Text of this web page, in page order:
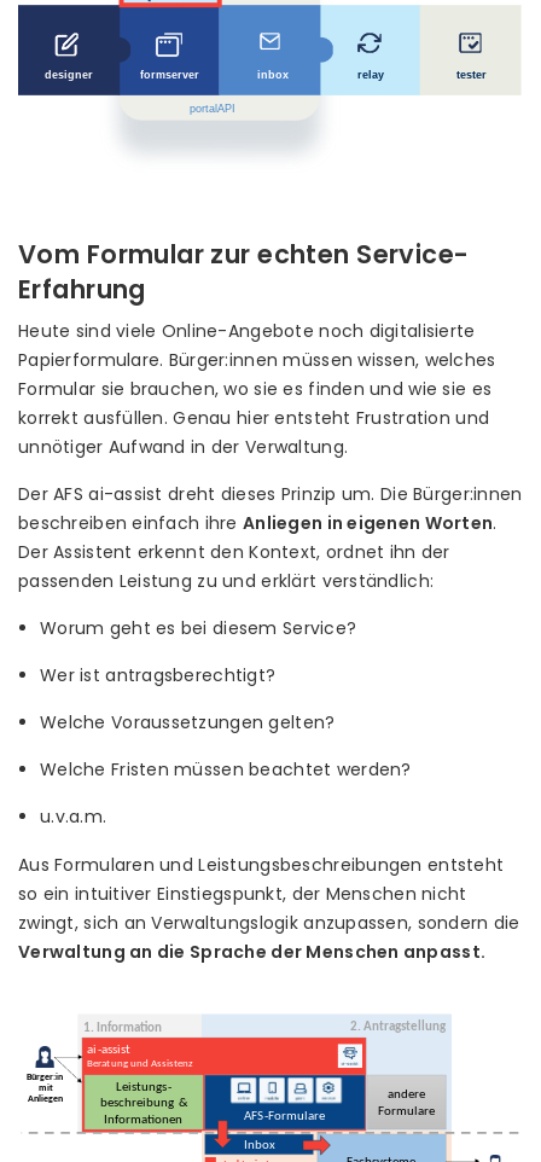
Vom Formular zur echten Service-
Erfahrung
Heute sind viele Online-Angebote noch digitalisierte
Papierformulare. Bürger:innen müssen wissen, welches
Formular sie brauchen, wo sie es finden und wie sie es
korrekt ausfüllen. Genau hier entsteht Frustration und
unnötiger Aufwand in der Verwaltung.
Der AFS ai-assist dreht dieses Prinzip um. Die Bürger:innen
beschreiben einfach ihre Anliegen in eigenen Worten.
Der Assistent erkennt den Kontext, ordnet ihn der
passenden Leistung zu und erklärt verständlich:
Worum geht es bei diesem Service?
Wer ist antragsberechtigt?
Welche Voraussetzungen gelten?
Welche Fristen müssen beachtet werden?
u.v.a.m.
Aus Formularen und Leistungsbeschreibungen entsteht
so ein intuitiver Einstiegspunkt, der Menschen nicht
zwingt, sich an Verwaltungslogik anzupassen, sondern die
Verwaltung an die Sprache der Menschen anpasst.